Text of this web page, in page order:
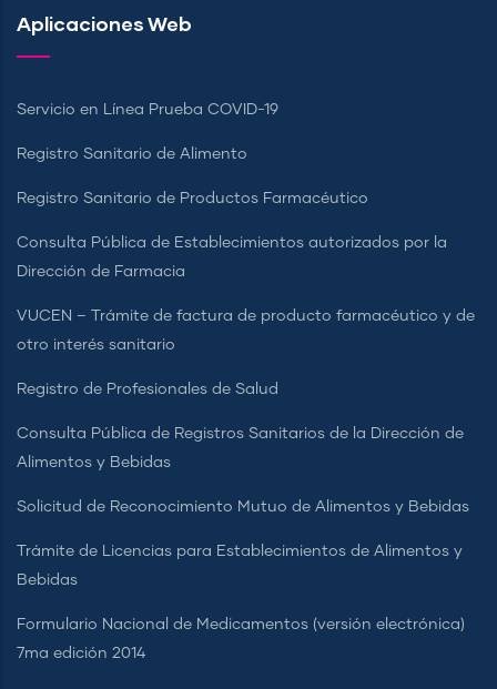
Aplicaciones Web
Servicio en Línea Prueba COVID-19
Registro Sanitario de Alimento
Registro Sanitario de Productos Farmacéutico
Consulta Pública de Establecimientos autorizados por la
Dirección de Farmacia
VUCEN – Trámite de factura de producto farmacéutico y de
otro interés sanitario
Registro de Profesionales de Salud
Consulta Pública de Registros Sanitarios de la Dirección de
Alimentos y Bebidas
Solicitud de Reconocimiento Mutuo de Alimentos y Bebidas
Trámite de Licencias para Establecimientos de Alimentos y
Bebidas
Formulario Nacional de Medicamentos (versión electrónica)
7ma edición 2014